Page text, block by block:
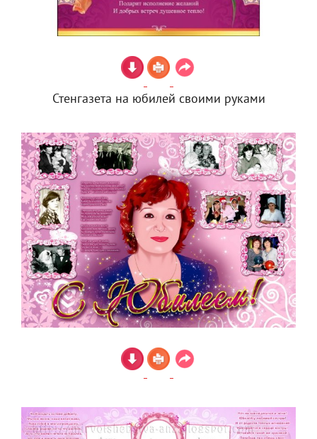
Стенгазета на юбилей своими руками